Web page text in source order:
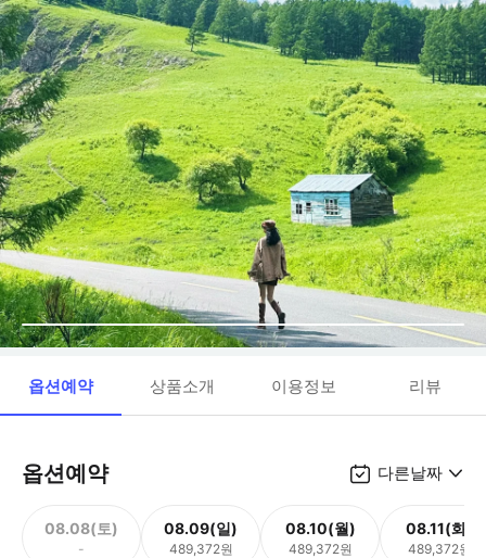
옵션예약 상품소개 이용정보 리뷰
옵션예약 다른날짜
08.08(토)
-
08.09(일)
489,372원
08.10(월)
489,372원
08.11(화)
489,372원